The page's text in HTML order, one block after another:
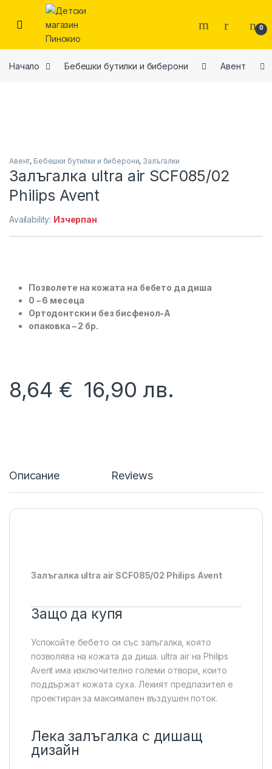
Skip to navigation
Skip to content
0
Начало Бебешки бутилки и биберони Авент
Авент, Бебешки бутилки и биберони, Залъгалки
Залъгалка ultra air SCF085/02
Philips Avent
Availability: Изчерпан
Позволете на кожата на бебето да диша
0 – 6 месеца
Ортодонтски и без бисфенол-А
опаковка – 2 бр.
8,64 € 16,90 лв.
Описание Reviews
Залъгалка ultra air SCF085/02 Philips Avent
Защо да купя
Успокойте бебето си със залъгалка, която
позволява на кожата да диша. ultra air на Philips
Avent има изключително големи отвори, които
поддържат кожата суха. Лекият предпазител е
проектиран за максимален въздушен поток.
Лека залъгалка с дишащ
дизайн